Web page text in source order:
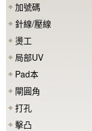
加號碼
針線/壓線
燙工
局部UV
Pad本
閘圓角
打孔
擊凸